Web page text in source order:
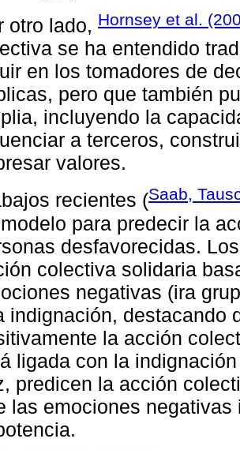
otro lado, Hornsey et al.
se ha entendido
en los tomadores de
pero que también
incluyendo la
a terceros,
valores.
recientes (Saab,
para predecir la
desfavorecidas.
colectiva solidaria
negativas (ira
indignación, destacando
la acción
ligada con la
predicen la acción
las emociones